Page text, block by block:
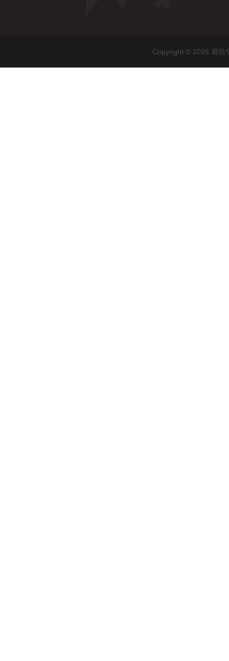
Copyright © 2026 廊